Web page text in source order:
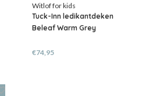
Witlof for kids
Tuck-Inn ledikantdeken
Beleaf Warm Grey
€74,95